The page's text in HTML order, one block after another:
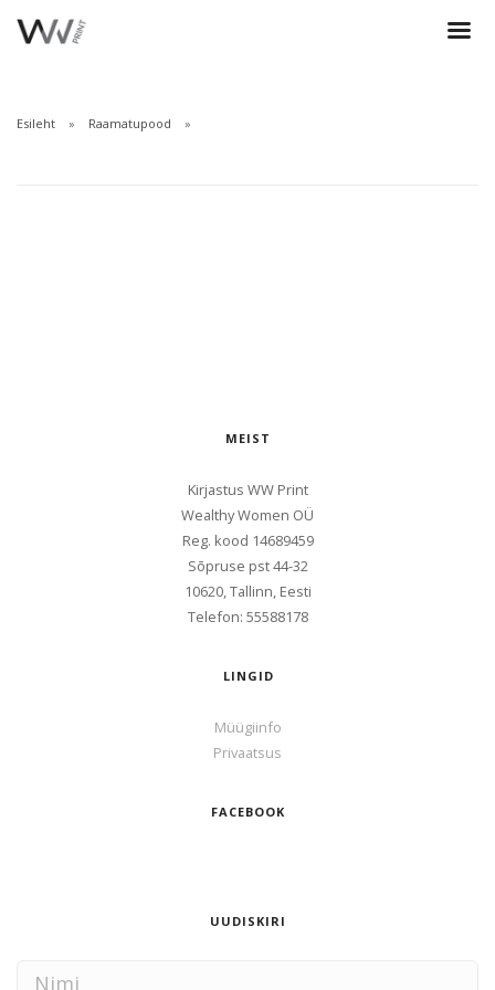
Esileht Raamatupood
MEIST
Kirjastus WW Print
Wealthy Women OÜ
Reg. kood 14689459
Sōpruse pst 44-32
10620, Tallinn, Eesti
Telefon: 55588178
LINGID
Müügiinfo
Privaatsus
FACEBOOK
UUDISKIRI